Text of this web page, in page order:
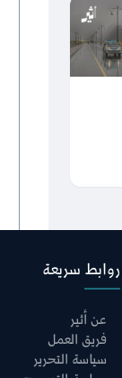
روابط سريعة
عن أثير
فريق العمل
سياسة التحرير